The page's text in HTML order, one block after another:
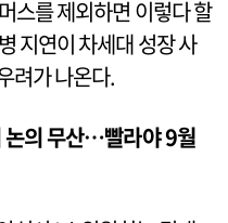
스를 제외하면 이렇다 할
지연이 차세대 성장 사
려가 나온다.
의 무산…빨라야 9월